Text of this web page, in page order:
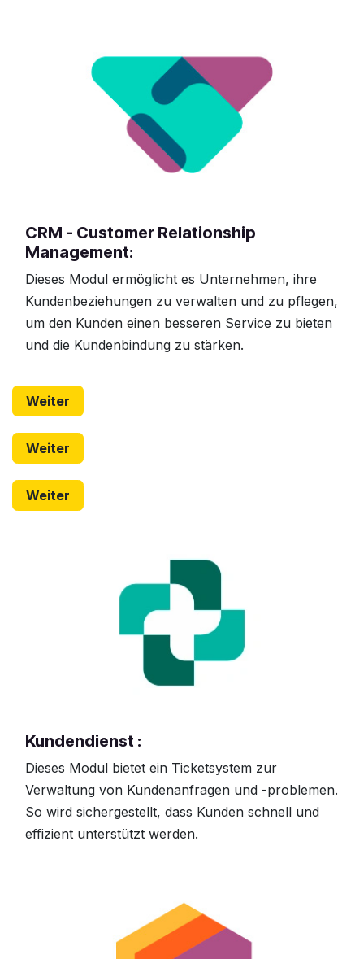
CRM - Customer Relationship
Management:
Dieses Modul ermöglicht es Unternehmen, ihre
Kundenbeziehungen zu verwalten und zu pflegen,
um den Kunden einen besseren Service zu bieten
und die Kundenbindung zu stärken.
Weiter
Weiter
Weiter
Kundendienst :
Dieses Modul bietet ein Ticketsystem zur
Verwaltung von Kundenanfragen und -problemen.
So wird sichergestellt, dass Kunden schnell und
effizient unterstützt werden.